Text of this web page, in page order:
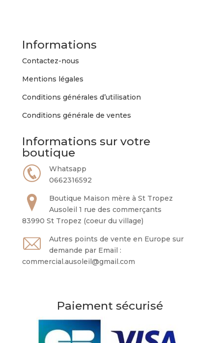
Informations
Contactez-nous
Mentions légales
Conditions générales d’utilisation
Conditions générale de ventes
Informations sur votre
boutique
Whatsapp
0662316592
Boutique Maison mère à St Tropez
Ausoleil 1 rue des commerçants
83990 St Tropez (coeur du village)
Autres points de vente en Europe sur
demande par Email :
commercial.ausoleil@gmail.com
Paiement sécurisé